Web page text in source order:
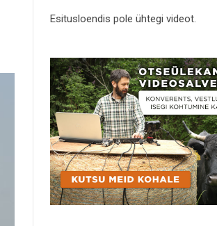
Esitusloendis pole ühtegi videot.